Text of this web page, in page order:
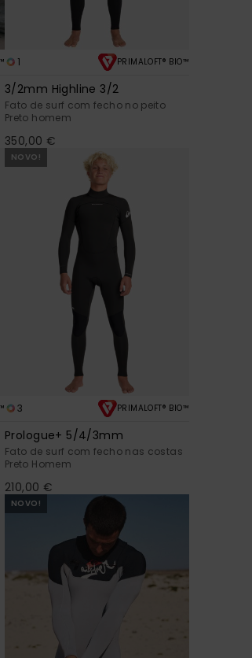
1 PRIMALOFT® BIO™
3/2mm Highline 3/2
Fato de surf com fecho no peito
Preto homem
350,00 €
NOVO!
3 PRIMALOFT® BIO™
Prologue+ 5/4/3mm
Fato de surf com fecho nas costas
Preto Homem
210,00 €
NOVO!